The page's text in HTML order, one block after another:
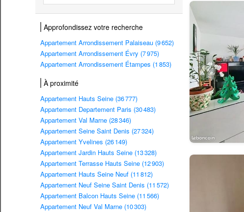
Approfondissez votre recherche
Appartement Arrondissement Palaiseau (9 652)
Appartement Arrondissement Évry (7 975)
Appartement Arrondissement Étampes (1 853)
À proximité
Appartement Hauts Seine (36 777)
Appartement Departement Paris (30 483)
Appartement Val Marne (28 346)
Appartement Seine Saint Denis (27 324)
Appartement Yvelines (26 149)
Appartement Jardin Hauts Seine (13 328)
Appartement Terrasse Hauts Seine (12 903)
Appartement Hauts Seine Neuf (11 812)
Appartement Neuf Seine Saint Denis (11 572)
Appartement Balcon Hauts Seine (11 566)
Appartement Neuf Val Marne (10 303)